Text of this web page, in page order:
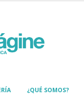
¿QUÉ SOMOS?